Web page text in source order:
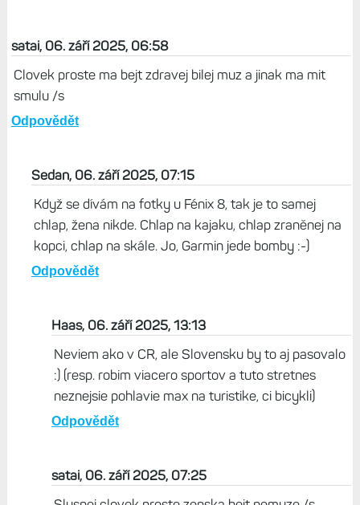
satai, 06. září 2025, 06:58
Clovek proste ma bejt zdravej bilej muz a jinak ma mit
smulu /s
Odpovědět
Sedan, 06. září 2025, 07:15
Když se dívám na fotky u Fénix 8, tak je to samej
chlap, žena nikde. Chlap na kajaku, chlap zraněnej na
kopci, chlap na skále. Jo, Garmin jede bomby :-)
Odpovědět
Haas, 06. září 2025, 13:13
Neviem ako v CR, ale Slovensku by to aj pasovalo
:) (resp. robim viacero sportov a tuto stretnes
neznejsie pohlavie max na turistike, ci bicykli)
Odpovědět
satai, 06. září 2025, 07:25